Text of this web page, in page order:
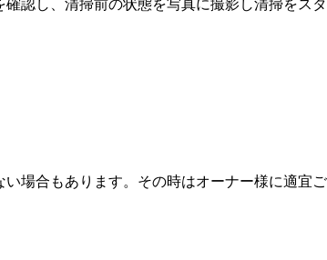
認し、清掃前の状態を写真に撮影し清掃をスタ
場合もあります。その時はオーナー様に適宜